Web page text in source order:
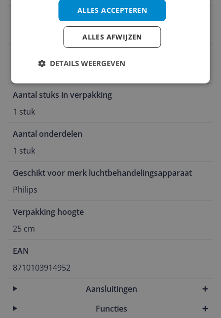
Geschikt voor merk
Aantal stuks in verpakking
1 stuk
Aantal onderdelen
1 stuk
Geschikt voor merk luchtbehandelingsapparaat
Philips
Verpakking hoogte
25 cm
EAN
8710103914952
Aansluitingen
Functies
ALLES ACCEPTEREN
ALLES AFWIJZEN
DETAILS WEERGEVEN